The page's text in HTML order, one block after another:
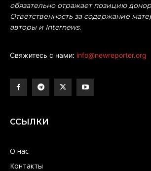
обязательно отражает позицию
Ответственность за содержание
авторы и Internews.
Свяжитесь с нами: info@newreporter.org
ССЫЛКИ
О нас
Контакты